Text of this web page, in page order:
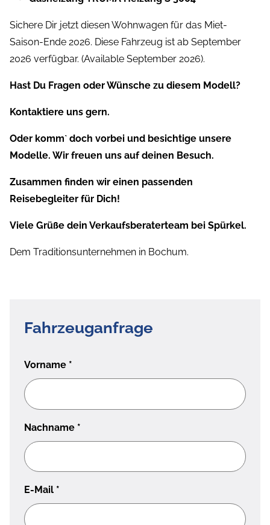
Sichere Dir jetzt diesen Wohnwagen für das Miet-
Saison-Ende 2026. Diese Fahrzeug ist ab September
2026 verfügbar. (Available September 2026).
Hast Du Fragen oder Wünsche zu diesem Modell?
Kontaktiere uns gern.
Oder komm` doch vorbei und besichtige unsere
Modelle. Wir freuen uns auf deinen Besuch.
Zusammen finden wir einen passenden
Reisebegleiter für Dich!
Viele Grüße dein Verkaufsberaterteam bei Spürkel.
Dem Traditionsunternehmen in Bochum.
Fahrzeuganfrage
Vorname *
Nachname *
E-Mail *